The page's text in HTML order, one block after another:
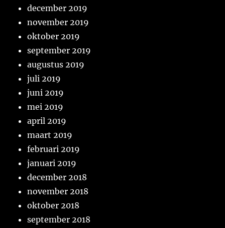
december 2019
november 2019
oktober 2019
september 2019
augustus 2019
juli 2019
juni 2019
mei 2019
april 2019
maart 2019
februari 2019
januari 2019
december 2018
november 2018
oktober 2018
september 2018